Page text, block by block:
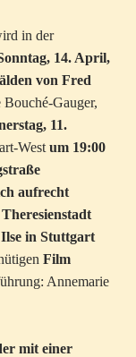
in der
14. April,
von Fred
Bouché-Gauger,
11.
West um 19:00
aufrecht
in Stuttgart
Film
Annemarie
mit einer